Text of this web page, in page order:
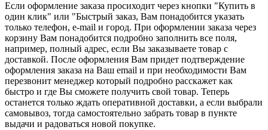
Если оформление заказа просиходит через кнопки "Купить в
один клик" или "Быстрый заказ, Вам понадобится указать
только телефон, e-mail и город. При оформлении заказа через
корзину Вам понадобится подробно заполнить все поля,
например, полный адрес, если Вы заказываете товар с
доставкой. После оформления Вам придет подтверждение
оформления заказа на Ваш email и при необходимости Вам
перезвонит менеджер который подробно расскажет как
быстро и где Вы сможете получить свой товар. Теперь
останется только ждать оперативной доставки, а если выбрали
самовывоз, тогда самостоятельно забрать товар в пункте
выдачи и радоваться новой покупке.